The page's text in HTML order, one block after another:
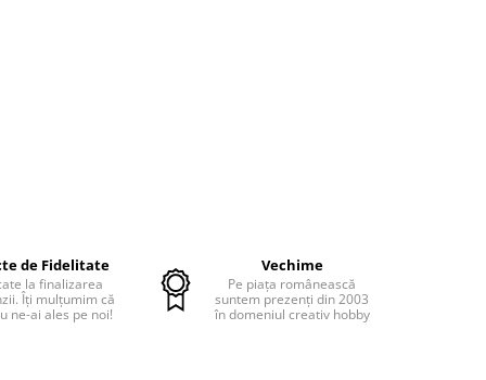
de Fidelitate
la finalizarea
Îți mulțumim că
ne-ai ales pe noi!
Vechime
Pe piața românească
suntem prezenți din 2003
în domeniul creativ hobby